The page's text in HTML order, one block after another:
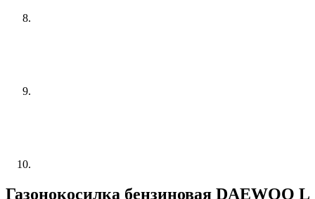
Газонокосилка бензиновая DAEWOO L